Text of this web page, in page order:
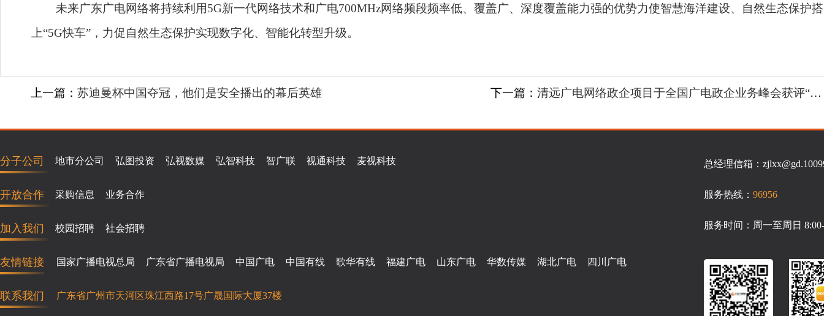
未来广东广电网络将持续利用5G新一代网络技术和广电700MHz网络频段频率低、覆盖广、深度覆盖能力强的优势力使智慧海洋建设、自然生态保护搭
上“5G快车”，力促自然生态保护实现数字化、智能化转型升级。
上一篇： 苏迪曼杯中国夺冠，他们是安全播出的幕后英雄 下一篇： 清远广电网络政企项目于全国广电政企业务峰会获评“智慧城市优秀案例”
分子公司 地市分公司 弘图投资 弘视数媒 弘智科技 智广联 视通科技 麦视科技
开放合作 采购信息 业务合作
加入我们 校园招聘 社会招聘
友情链接 国家广播电视总局 广东省广播电视局 中国广电 中国有线 歌华有线 福建广电 山东广电 华数传媒 湖北广电 四川广电
联系我们 广东省广州市天河区珠江西路17号广晟国际大厦37楼
总经理信箱：
服务热线： 96956
服务时间：周一至周日